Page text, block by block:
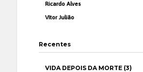
Ricardo Alves
Vítor Julião
Recentes
VIDA DEPOIS DA MORTE (3)